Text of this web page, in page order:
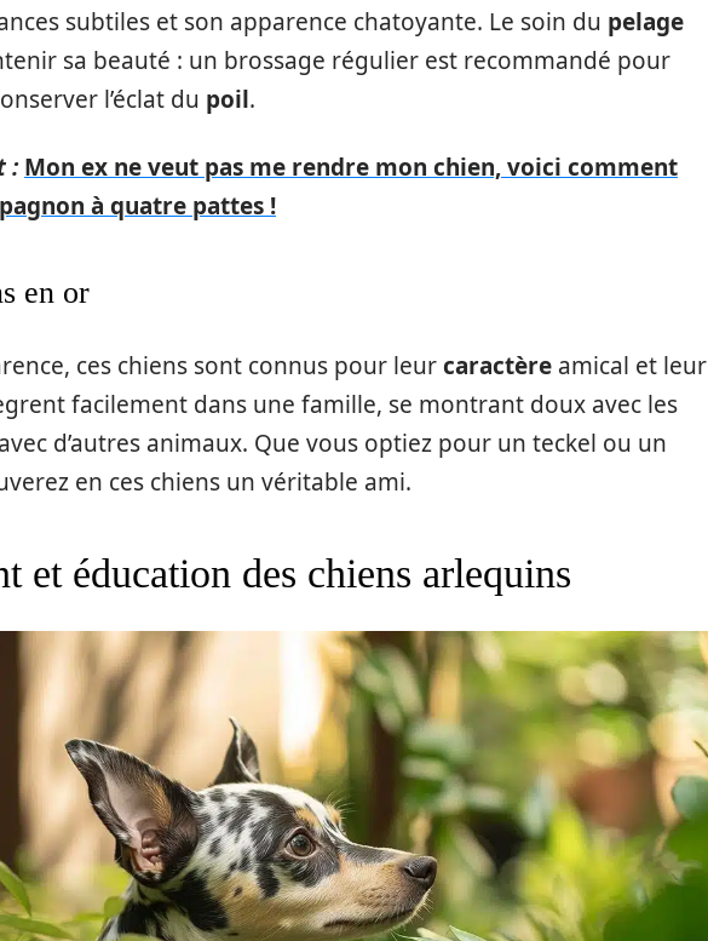
subtiles et son apparence chatoyante. Le soin du pelage
sa beauté : un brossage régulier est recommandé pour
l’éclat du poil.
: Mon ex ne veut pas me rendre mon chien, voici comment
à quatre pattes !
en or
ces chiens sont connus pour leurcaractère amical et leur
facilement dans une famille, se montrant doux avec les
d’autres animaux. Que vous optiez pour un teckel ou un
en ces chiens un véritable ami.
et éducation des chiens arlequins